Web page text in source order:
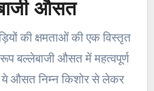
औसत
की क्षमताओं की एक विस्तृत
बल्लेबाजी औसत में महत्वपूर्ण
ये औसत निम्न किशोर से लेकर